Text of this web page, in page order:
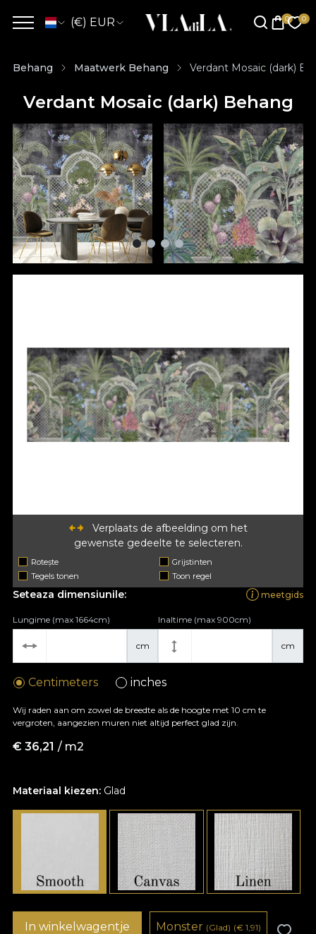
(€) EUR
Behang Maatwerk Behang Verdant Mosaic (dark)
Verdant Mosaic (dark) Behang
Verplaats de afbeelding om het
gewenste gedeelte te selecteren.
Rotește
Grijstinten
Tegels tonen
Toon regel
Materiaal kiezen: Glad
Seteaza dimensiunile: meetgids
cm
Lungime (max 1664cm)
cm
Inaltime (max 900cm)
Centimeters inches
Wij raden aan om zowel de breedte als de hoogte met 10 cm te
vergroten, aangezien muren niet altijd perfect glad zijn.
€ 36,21 / m2
In winkelwagentje Monster (Glad) (€ 1,91)